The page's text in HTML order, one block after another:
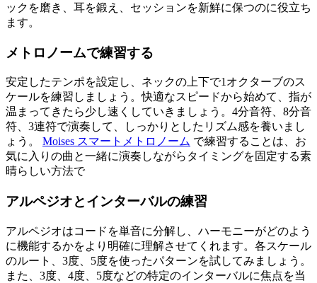
ックを磨き、耳を鍛え、セッションを新鮮に保つのに役立ち
ます。
メトロノームで練習する
安定したテンポを設定し、ネックの上下で1オクターブのス
ケールを練習しましょう。快適なスピードから始めて、指が
温まってきたら少し速くしていきましょう。4分音符、8分音
符、3連符で演奏して、しっかりとしたリズム感を養いまし
ょう。 Moises スマートメトロノーム で練習することは、お
気に入りの曲と一緒に演奏しながらタイミングを固定する素
晴らしい方法で
アルペジオとインターバルの練習
アルペジオはコードを単音に分解し、ハーモニーがどのよう
に機能するかをより明確に理解させてくれます。各スケール
のルート、3度、5度を使ったパターンを試してみましょう。
また、3度、4度、5度などの特定のインターバルに焦点を当